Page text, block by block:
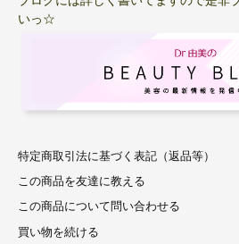
いっ☆
特定商取引法に基づく表記（返品等）
この商品を友達に教える
この商品について問い合わせる
買い物を続ける